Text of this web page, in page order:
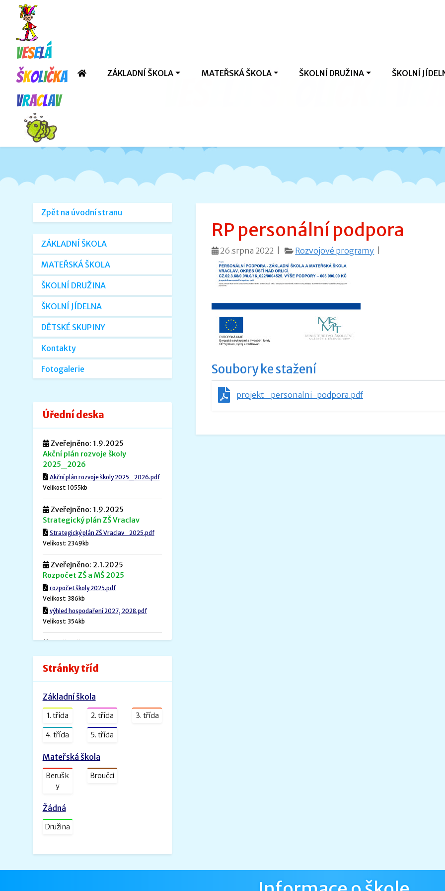
Veselá
školička
Vraclav
ZÁKLADNÍ ŠKOLA MATEŘSKÁ ŠKOLA ŠKOLNÍ DRUŽINA ŠKOLNÍ
RP personální podpora
26.srpna 2022 | Rozvojové programy
Soubory ke stažení
projekt_personalni-podpora.pdf
Zpět na úvodní stranu
ZÁKLADNÍ ŠKOLA
MATEŘSKÁ ŠKOLA
ŠKOLNÍ DRUŽINA
ŠKOLNÍ JÍDELNA
DĚTSKÉ SKUPINY
Kontakty
Fotogalerie
Úřední deska
Zveřejněno: 1.9.2025
Akční plán rozvoje školy
2025_2026
Akční plán rozvoje školy 2025_2026.pdf
Velikost: 1055kb
Zveřejněno: 1.9.2025
Strategický plán ZŠ Vraclav
Strategický plán ZŠ Vraclav_2025.pdf
Velikost: 2349kb
Zveřejněno: 2.1.2025
Rozpočet ZŠ a MŠ 2025
rozpočet školy 2025.pdf
Velikost: 386kb
výhled hospodaření 2027, 2028.pdf
Velikost: 354kb
Povinné informace.pdf
Zveřejněno: 26.8.2022
ŠVP PV _ MŠ Rybička
Velikost: 1601kb
Zveřejněno: 31.1.2022
SVP- Veselá školička - 2021.docx.pdf
Velikost: 2227kb
Stránky tříd
Základní škola
1. třída 2. třída 3. třída
4. třída 5. třída
Mateřská škola
Berušk
y
Broučci
Žádná
Družina